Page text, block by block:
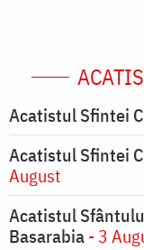
Acatistul Sfintei
Acatistul Sfintei
August
Acatistul
Basarabia- 3